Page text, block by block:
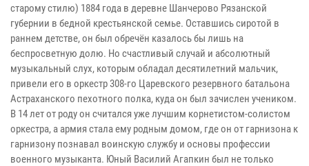
старому стилю) 1884 года в деревне Шанчерово Рязанской
губернии в бедной крестьянской семье. Оставшись сиротой в
раннем детстве, он был обречён казалось бы лишь на
беспросветную долю. Но счастливый случай и абсолютный
музыкальный слух, которым обладал десятилетний мальчик,
привели его в оркестр 308-го Царевского резервного батальона
Астраханского пехотного полка, куда он был зачислен учеником.
В 14 лет от роду он считался уже лучшим корнетистом-солистом
оркестра, а армия стала ему родным домом, где он от гарнизона к
гарнизону познавал воинскую службу и основы профессии
военного музыканта. Юный Василий Агапкин был не только